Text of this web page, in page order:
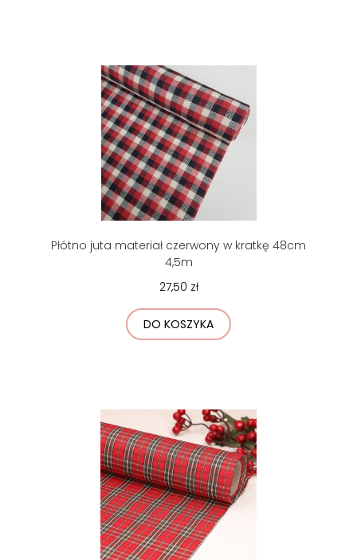
Płótno juta materiał czerwony w kratkę 48cm
4,5m
27,50 zł
DO KOSZYKA